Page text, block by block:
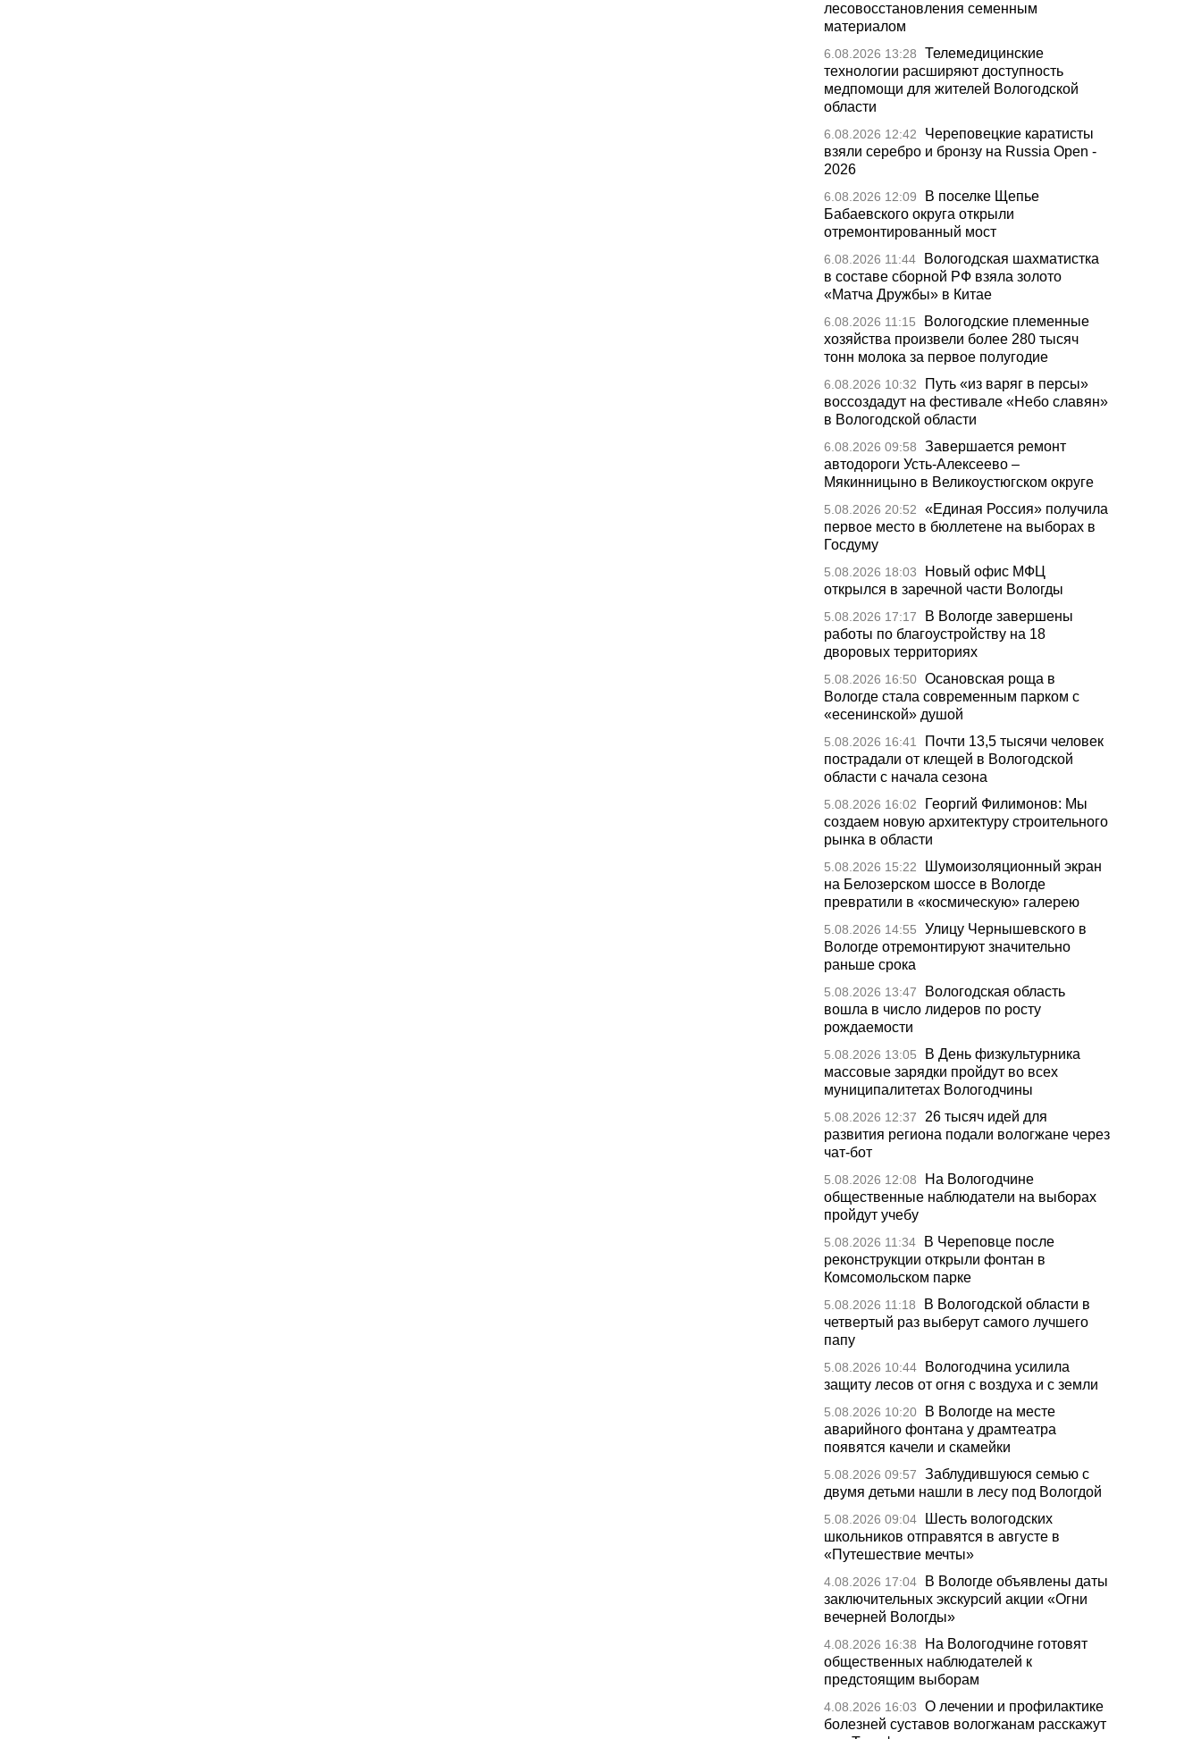
лесовосстановления семенным
материалом
6.08.2026 13:28
Телемедицинские
технологии расширяют доступность
медпомощи для жителей Вологодской
области
6.08.2026 12:42
Череповецкие каратисты
взяли серебро и бронзу на Russia Open -
2026
6.08.2026 12:09
В поселке Щепье
Бабаевского округа открыли
отремонтированный мост
6.08.2026 11:44
Вологодская шахматистка
в составе сборной РФ взяла золото
«Матча Дружбы» в Китае
6.08.2026 11:15
Вологодские племенные
хозяйства произвели более 280 тысяч
тонн молока за первое полугодие
6.08.2026 10:32
Путь «из варяг в персы»
воссоздадут на фестивале «Небо славян»
в Вологодской области
6.08.2026 09:58
Завершается ремонт
автодороги Усть-Алексеево –
Мякинницыно в Великоустюгском округе
5.08.2026 20:52
«Единая Россия» получила
первое место в бюллетене на выборах в
Госдуму
5.08.2026 18:03
Новый офис МФЦ
открылся в заречной части Вологды
5.08.2026 17:17
В Вологде завершены
работы по благоустройству на 18
дворовых территориях
5.08.2026 16:50 Осановская роща в
Вологде стала современным парком с
«есенинской» душой
5.08.2026 16:41
Почти 13,5 тысячи человек
пострадали от клещей в Вологодской
области с начала сезона
5.08.2026 16:02
Георгий Филимонов: Мы
создаем новую архитектуру строительного
рынка в области
5.08.2026 15:22
Шумоизоляционный экран
на Белозерском шоссе в Вологде
превратили в «космическую» галерею
5.08.2026 14:55
Улицу Чернышевского в
Вологде отремонтируют значительно
раньше срока
5.08.2026 13:47
Вологодская область
вошла в число лидеров по росту
рождаемости
5.08.2026 13:05
В День физкультурника
массовые зарядки пройдут во всех
муниципалитетах Вологодчины
5.08.2026 12:37
26 тысяч идей для
развития региона подали вологжане через
чат-бот
5.08.2026 12:08
На Вологодчине
общественные наблюдатели на выборах
пройдут учебу
5.08.2026 11:34
В Череповце после
реконструкции открыли фонтан в
Комсомольском парке
5.08.2026 11:18
В Вологодской области в
четвертый раз выберут самого лучшего
папу
5.08.2026 10:44
Вологодчина усилила
защиту лесов от огня с воздуха и с земли
5.08.2026 10:20
В Вологде на месте
аварийного фонтана у драмтеатра
появятся качели и скамейки
5.08.2026 09:57
Заблудившуюся семью с
двумя детьми нашли в лесу под Вологдой
5.08.2026 09:04
Шесть вологодских
школьников отправятся в августе в
«Путешествие мечты»
4.08.2026 17:04
В Вологде объявлены даты
заключительных экскурсий акции «Огни
вечерней Вологды»
4.08.2026 16:38
На Вологодчине готовят
общественных наблюдателей к
предстоящим выборам
4.08.2026 16:03
О лечении и профилактике
болезней суставов вологжанам расскажут